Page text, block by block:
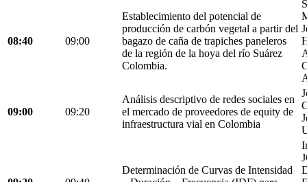
08:40 09:00
Establecimiento del potencial de
producción de carbón vegetal a partir del
bagazo de caña de trapiches paneleros
de la región de la hoya del río Suárez
Colombia.
09:00 09:20
Análisis descriptivo de redes sociales en
el mercado de proveedores de equity de
infraestructura vial en Colombia
Determinación de Curvas de Intensidad